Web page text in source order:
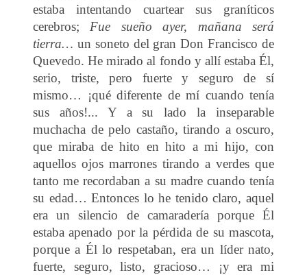
estaba intentando cuartear sus graníticos
cerebros; Fue sueño ayer, mañana será
tierra… un soneto del gran Don Francisco de
Quevedo. He mirado al fondo y allí estaba Él,
serio, triste, pero fuerte y seguro de sí
mismo… ¡qué diferente de mí cuando tenía
sus años!... Y a su lado la inseparable
muchacha de pelo castaño, tirando a oscuro,
que miraba de hito en hito a mi hijo, con
aquellos ojos marrones tirando a verdes que
tanto me recordaban a su madre cuando tenía
su edad… Entonces lo he tenido claro, aquel
era un silencio de camaradería porque Él
estaba apenado por la pérdida de su mascota,
porque a Él lo respetaban, era un líder nato,
fuerte, seguro, listo, gracioso… ¡y era mi